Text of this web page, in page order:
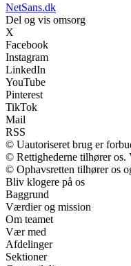
NetSans.dk
Del og vis omsorg
X
Facebook
Instagram
LinkedIn
YouTube
Pinterest
TikTok
Mail
RSS
© Uautoriseret brug er
© Rettighederne tilhører os.
© Ophavsretten tilhører os
Bliv klogere på os
Baggrund
Værdier og mission
Om teamet
Vær med
Afdelinger
Sektioner